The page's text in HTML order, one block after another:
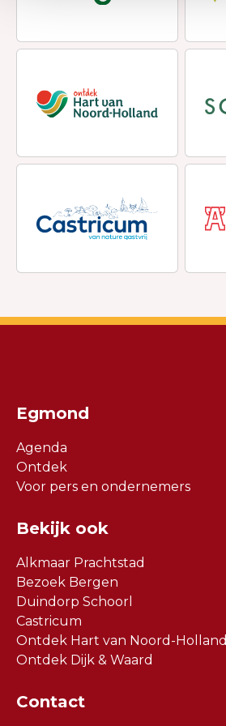
Egmond
Agenda
Ontdek
Voor pers en ondernemers
Bekijk ook
Alkmaar Prachtstad
Bezoek Bergen
Duindorp Schoorl
Castricum
Ontdek Hart van Noord-Holland
Ontdek Dijk & Waard
Contact